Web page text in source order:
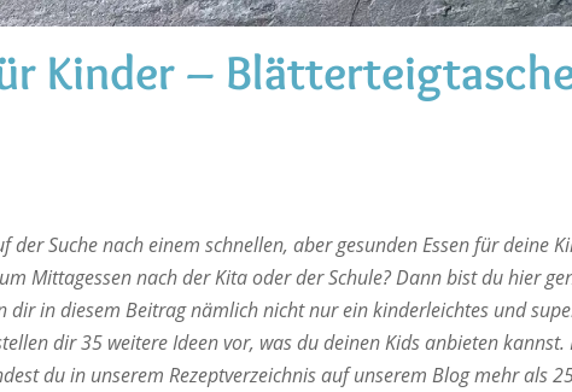
Kinder –
der Suche nach einem schnellen, aber gesunden Essen für deine
Mittagessen nach der Kita oder der Schule? Dann bist du hier
dir in diesem Beitrag nämlich nicht nur ein kinderleichtes und
dir 35 weitere Ideen vor, was du deinen Kids anbieten
du in unserem Rezeptverzeichnis auf unserem Blog mehr als